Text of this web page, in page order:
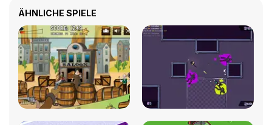
ÄHNLICHE SPIELE